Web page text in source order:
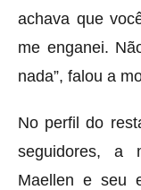
achava que
me enganei.
nada”, falou a
No perfil do
seguidores, a
Maellen e seu